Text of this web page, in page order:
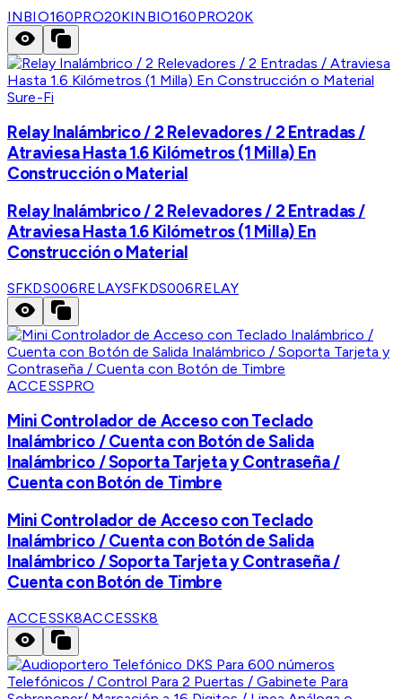
INBIO160PRO20KINBIO160PRO20K
Sure-Fi
Relay Inalámbrico / 2 Relevadores / 2 Entradas /
Atraviesa Hasta 1.6 Kilómetros (1 Milla) En
Construcción o Material
Relay Inalámbrico / 2 Relevadores / 2 Entradas /
Atraviesa Hasta 1.6 Kilómetros (1 Milla) En
Construcción o Material
SFKDS006RELAYSFKDS006RELAY
ACCESSPRO
Mini Controlador de Acceso con Teclado
Inalámbrico / Cuenta con Botón de Salida
Inalámbrico / Soporta Tarjeta y Contraseña /
Cuenta con Botón de Timbre
Mini Controlador de Acceso con Teclado
Inalámbrico / Cuenta con Botón de Salida
Inalámbrico / Soporta Tarjeta y Contraseña /
Cuenta con Botón de Timbre
ACCESSK8ACCESSK8